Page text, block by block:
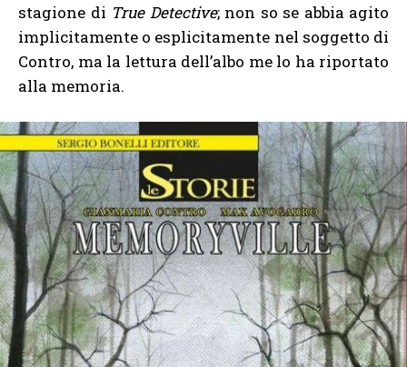
stagione di True Detective; non so se abbia agito
implicitamente o esplicitamente nel soggetto di
Contro, ma la lettura dell’albo me lo ha riportato
alla memoria.